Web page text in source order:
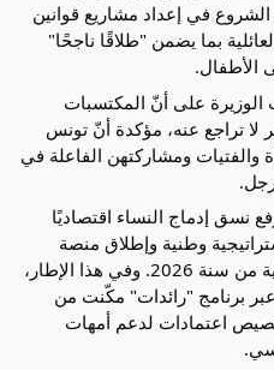
الشروع في إعداد مشاريع قوانين
بما يضمن "طلاقًا ناجحًا"
الأطفال.
الوزيرة على أنّ المكتسبات
لا تراجع عنه، مؤكدة أنّ تونس
ومشاركتهن الفاعلة في
نسق إدماج النساء اقتصاديًا
استراتيجية وطنية وإطلاق منصة
وطنية لتسويق منتجات النساء بداية من سنة 2026. وفي هذا الإطار،
6000 مشروع عبر برنامج "رائدات" مكّنت من
تخصيص اعتمادات لدعم أمهات